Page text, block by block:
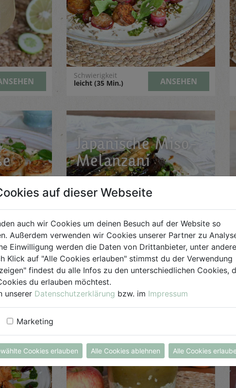
Schwierigkeit
leicht (35 Min.)
ANSEHEN
Japanische Miso-
Melanzani
Schwierigkeit
leicht (45 Min.)
ANSEHEN
Apfel-Cheesecake
Overnight Oats
auf dieser Webseite
auch wir Cookies um deinen Besuch auf der Website so
Außerdem verwenden wir Cookies unserer Partner zu
Einwilligung werden die Daten von Drittanbieter, unter
Klick auf "Alle Cookies erlauben" stimmst du der Verwendung
findest du alle Infos zu den unterschiedlichen Cookies,
du erlauben möchtest.
unserer Datenschutzerklärung bzw. im Impressum
Marketing
Cookies erlauben Alle Cookies ablehnen Alle Cookies